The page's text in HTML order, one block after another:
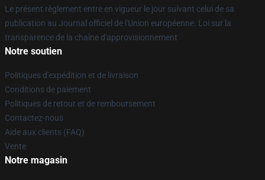
Le présent règlement entre en vigueur le jour suivant celui de sa
publication au Journal officiel de l'Union européenne. Loi sur la
transparence de la chaîne d'approvisionnement
Notre soutien
Politiques d'expédition et de livraison
Conditions de paiement
Politiques de retour et de remboursement
Contactez-nous
Aide aux clients (FAQ)
Vente
Notre magasin